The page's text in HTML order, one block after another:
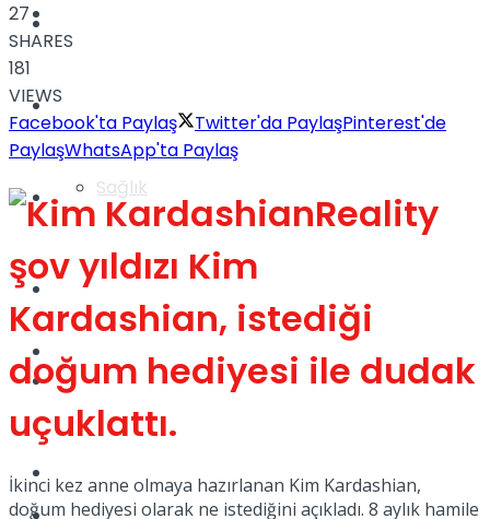
Sağlık
TV
Türkiye
Müzik
Sinema
Tatil
Spor
27
SHARES
181
VIEWS
Facebook'ta Paylaş
Twitter'da PaylaşPinterest'de
PaylaşWhatsApp'ta Paylaş
Reality
şov yıldızı Kim
Kardashian, istediği
doğum hediyesi ile dudak
uçuklattı.
İkinci kez anne olmaya hazırlanan Kim Kardashian,
doğum hediyesi olarak ne istediğini açıkladı. 8 aylık hamile